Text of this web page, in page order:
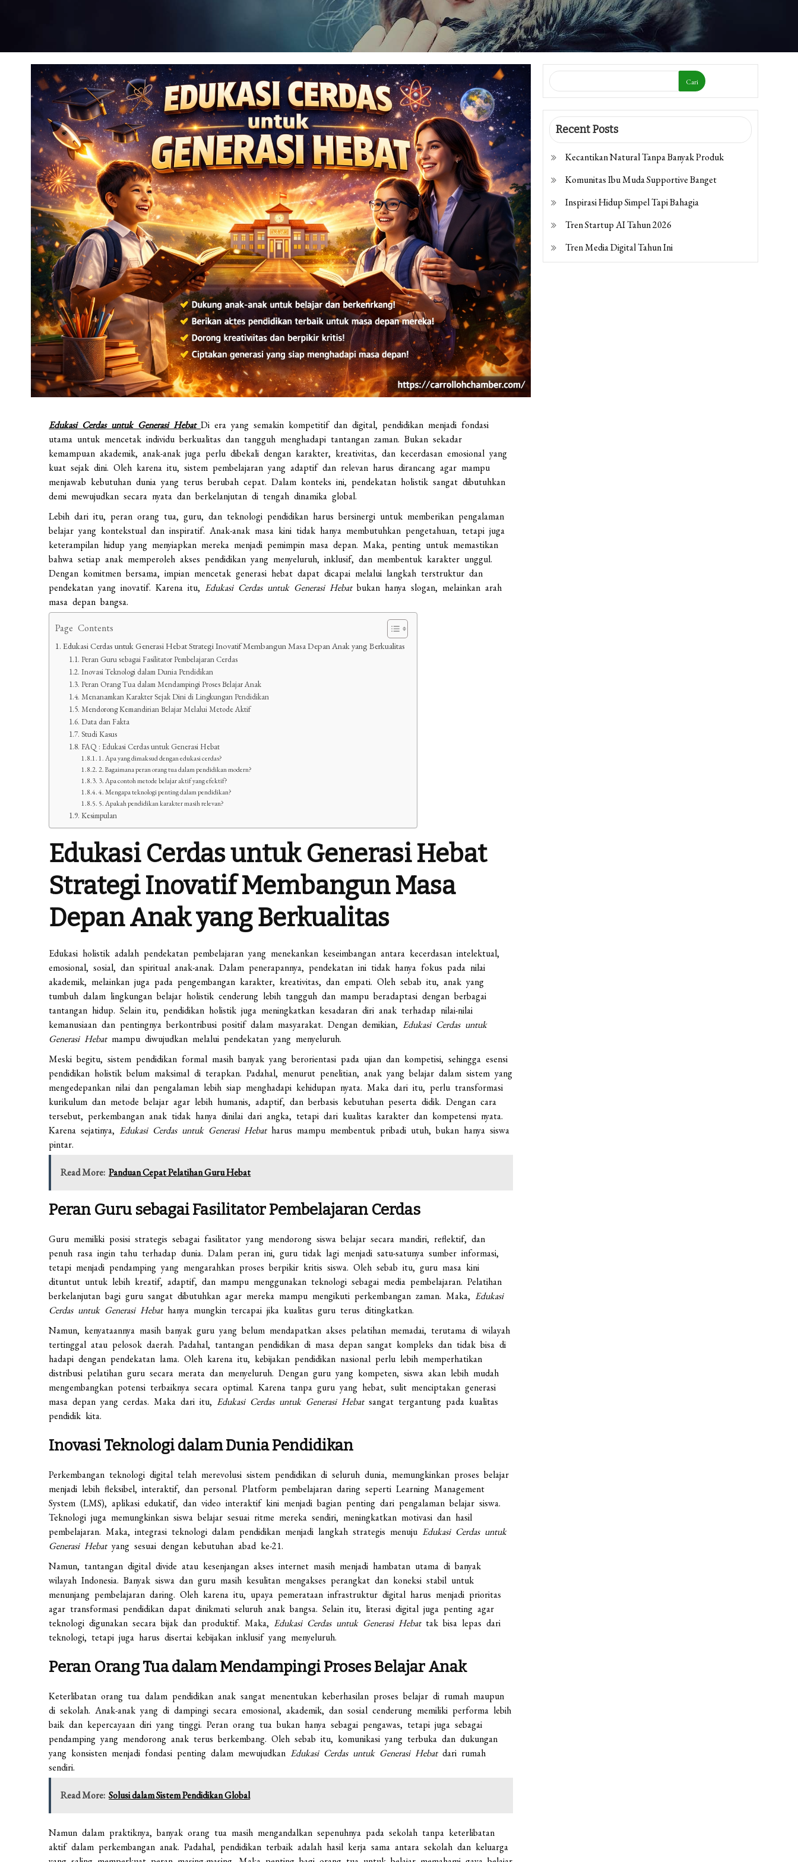
Edukasi Cerdas untuk Generasi HebatDi era yang semakin kompetitif dan digital, pendidikan menjadi fondasi
utama untuk mencetak individu berkualitas dan tangguh menghadapi tantangan zaman. Bukan sekadar
kemampuan akademik, anak-anak juga perlu dibekali dengan karakter, kreativitas, dan kecerdasan emosional yang
kuat sejak dini. Oleh karena itu, sistem pembelajaran yang adaptif dan relevan harus dirancang agar mampu
menjawab kebutuhan dunia yang terus berubah cepat. Dalam konteks ini, pendekatan holistik sangat dibutuhkan
demi mewujudkan secara nyata dan berkelanjutan di tengah dinamika global.
Lebih dari itu, peran orang tua, guru, dan teknologi pendidikan harus bersinergi untuk memberikan pengalaman
belajar yang kontekstual dan inspiratif. Anak-anak masa kini tidak hanya membutuhkan pengetahuan, tetapi juga
keterampilan hidup yang menyiapkan mereka menjadi pemimpin masa depan. Maka, penting untuk memastikan
bahwa setiap anak memperoleh akses pendidikan yang menyeluruh, inklusif, dan membentuk karakter unggul.
Dengan komitmen bersama, impian mencetak generasi hebat dapat dicapai melalui langkah terstruktur dan
pendekatan yang inovatif. Karena itu, Edukasi Cerdas untuk Generasi Hebatbukan hanya slogan, melainkan arah
masa depan bangsa.
Page Contents
Edukasi Cerdas untuk Generasi Hebat Strategi Inovatif Membangun Masa Depan Anak yang Berkualitas
Peran Guru sebagai Fasilitator Pembelajaran Cerdas
Inovasi Teknologi dalam Dunia Pendidikan
Peran Orang Tua dalam Mendampingi Proses Belajar Anak
Menanamkan Karakter Sejak Dini di Lingkungan Pendidikan
Mendorong Kemandirian Belajar Melalui Metode Aktif
Data dan Fakta
Studi Kasus
FAQ : Edukasi Cerdas untuk Generasi Hebat
1. Apa yang dimaksud dengan edukasi cerdas?
2. Bagaimana peran orang tua dalam pendidikan modern?
3. Apa contoh metode belajar aktif yang efektif?
4. Mengapa teknologi penting dalam pendidikan?
5. Apakah pendidikan karakter masih relevan?
Kesimpulan
Edukasi Cerdas untuk Generasi Hebat
Strategi Inovatif Membangun Masa
Depan Anak yang Berkualitas
Edukasi holistik adalah pendekatan pembelajaran yang menekankan keseimbangan antara kecerdasan intelektual,
emosional, sosial, dan spiritual anak-anak. Dalam penerapannya, pendekatan ini tidak hanya fokus pada nilai
akademik, melainkan juga pada pengembangan karakter, kreativitas, dan empati. Oleh sebab itu, anak yang
tumbuh dalam lingkungan belajar holistik cenderung lebih tangguh dan mampu beradaptasi dengan berbagai
tantangan hidup. Selain itu, pendidikan holistik juga meningkatkan kesadaran diri anak terhadap nilai-nilai
kemanusiaan dan pentingnya berkontribusi positif dalam masyarakat. Dengan demikian, Edukasi Cerdas untuk
Generasi Hebatmampu diwujudkan melalui pendekatan yang menyeluruh.
Meski begitu, sistem pendidikan formal masih banyak yang berorientasi pada ujian dan kompetisi, sehingga esensi
pendidikan holistik belum maksimal di terapkan. Padahal, menurut penelitian, anak yang belajar dalam sistem yang
mengedepankan nilai dan pengalaman lebih siap menghadapi kehidupan nyata. Maka dari itu, perlu transformasi
kurikulum dan metode belajar agar lebih humanis, adaptif, dan berbasis kebutuhan peserta didik. Dengan cara
tersebut, perkembangan anak tidak hanya dinilai dari angka, tetapi dari kualitas karakter dan kompetensi nyata.
Karena sejatinya, Edukasi Cerdas untuk Generasi Hebatharus mampu membentuk pribadi utuh, bukan hanya siswa
pintar.
Read More: Panduan Cepat Pelatihan Guru Hebat
Peran Guru sebagai Fasilitator Pembelajaran Cerdas
Guru memiliki posisi strategis sebagai fasilitator yang mendorong siswa belajar secara mandiri, reflektif, dan
penuh rasa ingin tahu terhadap dunia. Dalam peran ini, guru tidak lagi menjadi satu-satunya sumber informasi,
tetapi menjadi pendamping yang mengarahkan proses berpikir kritis siswa. Oleh sebab itu, guru masa kini
dituntut untuk lebih kreatif, adaptif, dan mampu menggunakan teknologi sebagai media pembelajaran. Pelatihan
berkelanjutan bagi guru sangat dibutuhkan agar mereka mampu mengikuti perkembangan zaman. Maka, Edukasi
Cerdas untuk Generasi Hebathanya mungkin tercapai jika kualitas guru terus ditingkatkan.
Namun, kenyataannya masih banyak guru yang belum mendapatkan akses pelatihan memadai, terutama di wilayah
tertinggal atau pelosok daerah. Padahal, tantangan pendidikan di masa depan sangat kompleks dan tidak bisa di
hadapi dengan pendekatan lama. Oleh karena itu, kebijakan pendidikan nasional perlu lebih memperhatikan
distribusi pelatihan guru secara merata dan menyeluruh. Dengan guru yang kompeten, siswa akan lebih mudah
mengembangkan potensi terbaiknya secara optimal. Karena tanpa guru yang hebat, sulit menciptakan generasi
masa depan yang cerdas. Maka dari itu, Edukasi Cerdas untuk Generasi Hebatsangat tergantung pada kualitas
pendidik kita.
Inovasi Teknologi dalam Dunia Pendidikan
Perkembangan teknologi digital telah merevolusi sistem pendidikan di seluruh dunia, memungkinkan proses belajar
menjadi lebih fleksibel, interaktif, dan personal. Platform pembelajaran daring seperti Learning Management
System (LMS), aplikasi edukatif, dan video interaktif kini menjadi bagian penting dari pengalaman belajar siswa.
Teknologi juga memungkinkan siswa belajar sesuai ritme mereka sendiri, meningkatkan motivasi dan hasil
pembelajaran. Maka, integrasi teknologi dalam pendidikan menjadi langkah strategis menuju Edukasi Cerdas untuk
Generasi Hebatyang sesuai dengan kebutuhan abad ke-21.
Namun, tantangan digital divide atau kesenjangan akses internet masih menjadi hambatan utama di banyak
wilayah Indonesia. Banyak siswa dan guru masih kesulitan mengakses perangkat dan koneksi stabil untuk
menunjang pembelajaran daring. Oleh karena itu, upaya pemerataan infrastruktur digital harus menjadi prioritas
agar transformasi pendidikan dapat dinikmati seluruh anak bangsa. Selain itu, literasi digital juga penting agar
teknologi digunakan secara bijak dan produktif. Maka, Edukasi Cerdas untuk Generasi Hebattak bisa lepas dari
teknologi, tetapi juga harus disertai kebijakan inklusif yang menyeluruh.
Peran Orang Tua dalam Mendampingi Proses Belajar Anak
Keterlibatan orang tua dalam pendidikan anak sangat menentukan keberhasilan proses belajar di rumah maupun
di sekolah. Anak-anak yang di dampingi secara emosional, akademik, dan sosial cenderung memiliki performa lebih
baik dan kepercayaan diri yang tinggi. Peran orang tua bukan hanya sebagai pengawas, tetapi juga sebagai
pendamping yang mendorong anak terus berkembang. Oleh sebab itu, komunikasi yang terbuka dan dukungan
yang konsisten menjadi fondasi penting dalam mewujudkan Edukasi Cerdas untuk Generasi Hebatdari rumah
sendiri.
Read More: Solusi dalam Sistem Pendidikan Global
Namun dalam praktiknya, banyak orang tua masih mengandalkan sepenuhnya pada sekolah tanpa keterlibatan
aktif dalam perkembangan anak. Padahal, pendidikan terbaik adalah hasil kerja sama antara sekolah dan keluarga
Cari
Recent Posts
Kecantikan Natural Tanpa Banyak Produk
Komunitas Ibu Muda Supportive Banget
Inspirasi Hidup Simpel Tapi Bahagia
Tren Startup AI Tahun 2026
Tren Media Digital Tahun Ini